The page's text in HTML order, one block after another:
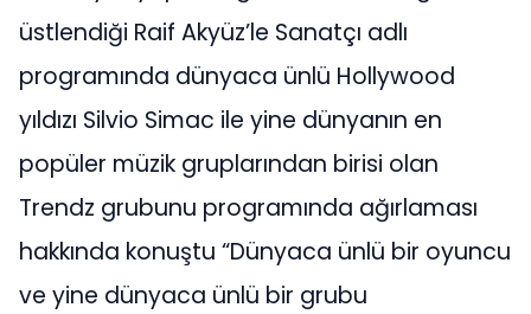
üstlendiği Raif Akyüz’le Sanatçı adlı
programında dünyaca ünlü Hollywood
yıldızı Silvio Simac ile yine dünyanın en
popüler müzik gruplarından birisi olan
Trendz grubunu programında ağırlaması
hakkında konuştu “Dünyaca ünlü bir oyuncu
ve yine dünyaca ünlü bir grubu